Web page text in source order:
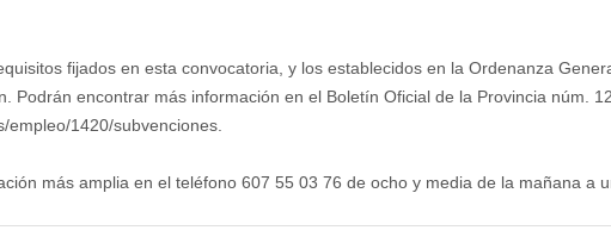
fijados en esta convocatoria, y los establecidos en la Ordenanza
Podrán encontrar más información en el Boletín Oficial de la Provincia núm.
empleo/1420/subvenciones.
más amplia en el teléfono 607 55 03 76 de ocho y media de la mañana a